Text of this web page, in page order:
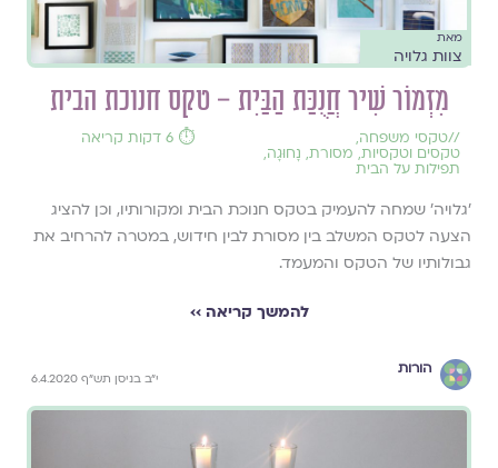
מאת
צוות גלויה
מִזְמוֹר שִׁיר חֲנֻכַּת הַבַּיִת – טקס חנוכת הבית
//טקסי משפחה,
טקסים וטקסיות, מסורת, נָחוּגָה,
תפילות על הבית
⏱️ 6 דקות קריאה
'גלויה' שמחה להעמיק בטקס חנוכת הבית ומקורותיו, וכן להציג
הצעה לטקס המשלב בין מסורת לבין חידוש, במטרה להרחיב את
גבולותיו של הטקס והמעמד.
להמשך קריאה ››
הורות
י"ב בניסן תש"ף 6.4.2020